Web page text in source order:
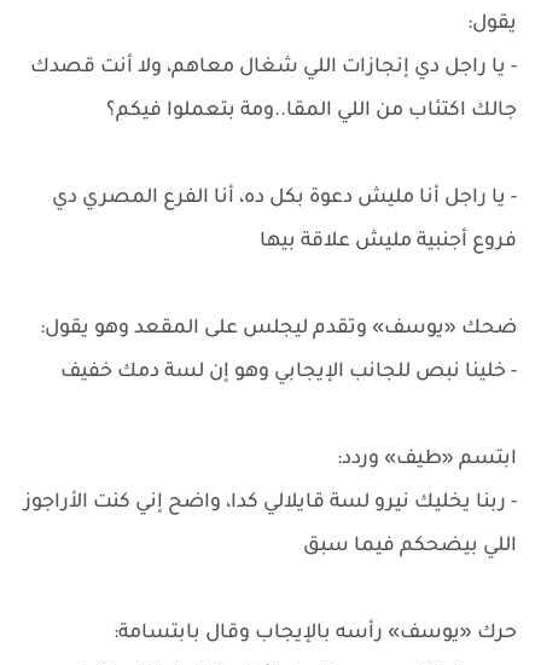
يقول:
- يا راجل دي إنجازات اللي شغال معاهم، ولا أنت قصدك
جالك اكتئاب من اللي المقا..ومة بتعملوا فيكم؟
- يا راجل أنا مليش دعوة بكل ده، أنا الفرع المصري دي
فروع أجنبية مليش علاقة بيها
ضحك «يوسف» وتقدم ليجلس على المقعد وهو يقول:
- خلينا نبص للجانب الإيجابي وهو إن لسة دمك خفيف
ابتسم «طيف» وردد:
- ربنا يخليك نيرو لسة قايلالي كدا، واضح إني كنت الأراجوز
اللي بيضحكم فيما سبق
حرك «يوسف» رأسه بالإيجاب وقال بابتسامة: